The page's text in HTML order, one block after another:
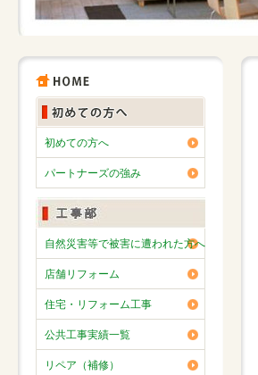
初めての方へ
パートナーズの強み
自然災害等で被害に遭われた方へ
店舗リフォーム
住宅・リフォーム工事
公共工事実績一覧
リペア（補修）